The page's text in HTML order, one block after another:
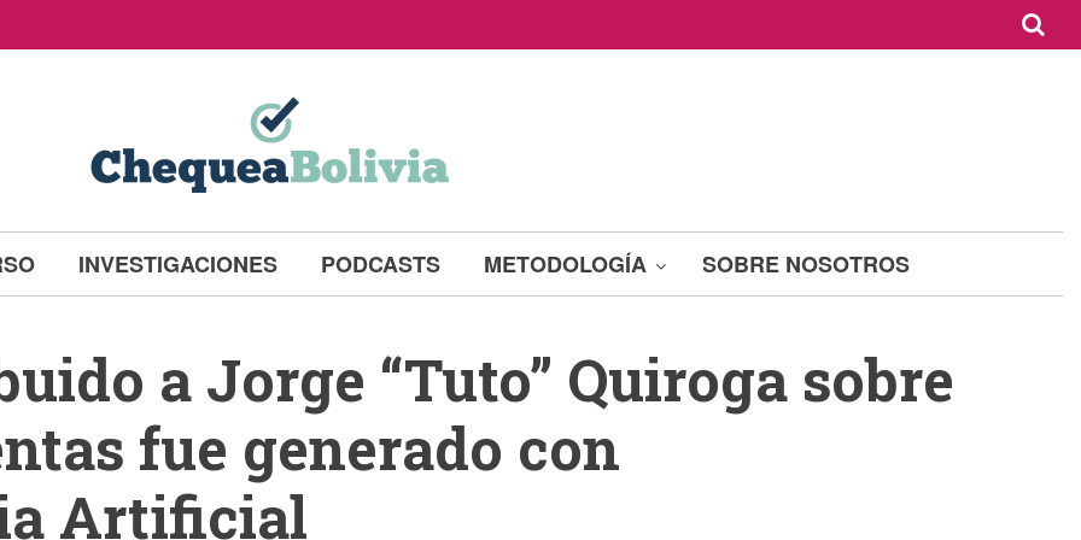
INVESTIGACIONES PODCASTS METODOLOGÍA SOBRE NOSOTROS
a Jorge “Tuto” Quiroga sobre
fue generado con
Artificial